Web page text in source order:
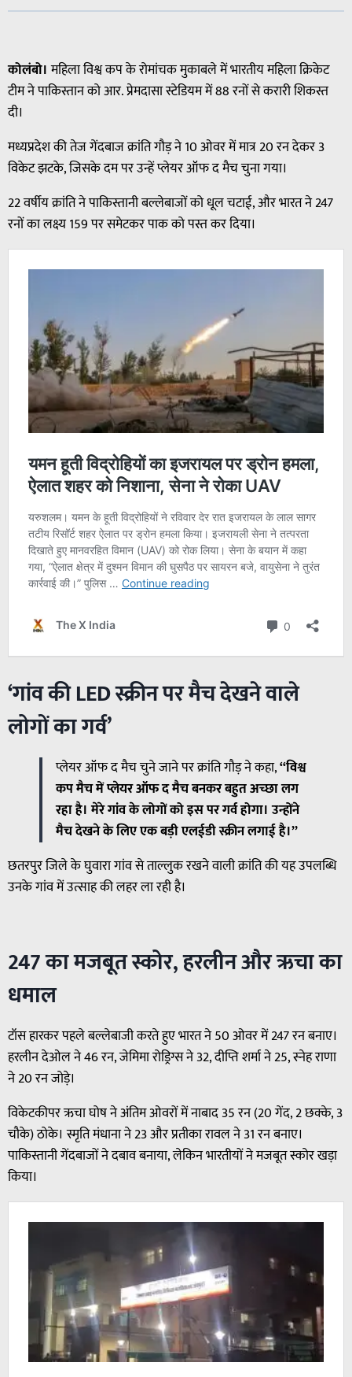
कोलंबो।महिला विश्व कप के रोमांचक मुकाबले में भारतीय महिला क्रिकेट
टीम ने पाकिस्तान को आर. प्रेमदासा स्टेडियम में 88 रनों से करारी शिकस्त
दी।
मध्यप्रदेश की तेज गेंदबाज क्रांति गौड़ ने 10 ओवर में मात्र 20 रन देकर 3
विकेट झटके, जिसके दम पर उन्हें प्लेयर ऑफ द मैच चुना गया।
22 वर्षीय क्रांति ने पाकिस्तानी बल्लेबाजों को धूल चटाई, और भारत ने 247
रनों का लक्ष्य 159 पर समेटकर पाक को पस्त कर दिया।
‘गांव की LED स्क्रीन पर मैच देखने वाले
लोगों का गर्व’
प्लेयर ऑफ द मैच चुने जाने पर क्रांति गौड़ ने कहा,“विश्व
कप मैच में प्लेयर ऑफ द मैच बनकर बहुत अच्छा लग
रहा है। मेरे गांव के लोगों को इस पर गर्व होगा। उन्होंने
मैच देखने के लिए एक बड़ी एलईडी स्क्रीन लगाई है।”
छतरपुर जिले के घुवारा गांव से ताल्लुक रखने वाली क्रांति की यह उपलब्धि
उनके गांव में उत्साह की लहर ला रही है।
247 का मजबूत स्कोर, हरलीन और ऋचा का
धमाल
टॉस हारकर पहले बल्लेबाजी करते हुए भारत ने 50 ओवर में 247 रन बनाए।
हरलीन देओल ने 46 रन, जेमिमा रोड्रिग्स ने 32, दीप्ति शर्मा ने 25, स्नेह राणा
ने 20 रन जोड़े।
विकेटकीपर ऋचा घोष ने अंतिम ओवरों में नाबाद 35 रन (20 गेंद, 2 छक्के, 3
चौके) ठोके। स्मृति मंधाना ने 23 और प्रतीका रावल ने 31 रन बनाए।
पाकिस्तानी गेंदबाजों ने दबाव बनाया, लेकिन भारतीयों ने मजबूत स्कोर खड़ा
किया।